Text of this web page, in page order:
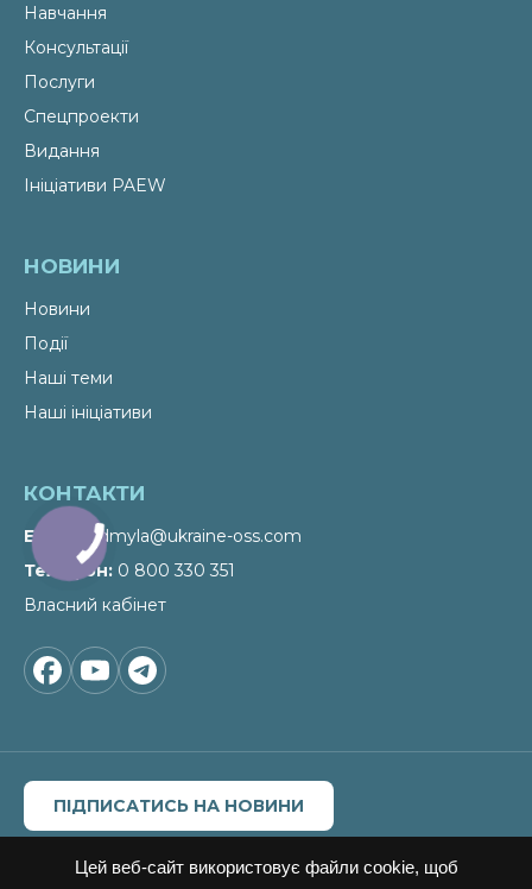
Цей веб-сайт використовує файли cookie, щоб
Навчання
Консультації
Послуги
Спецпроекти
Видання
Ініціативи PAEW
НОВИНИ
Новини
Події
Наші теми
Наші ініціативи
КОНТАКТИ
Email
liudmyla@ukraine-oss.com
Телефон 0 800 330 351
Власний кабінет
ПІДПИСАТИСЬ НА НОВИНИ
Цитування, копіювання окремих частин текстів чи
зображень, передрук чи будь-яке інше поширення